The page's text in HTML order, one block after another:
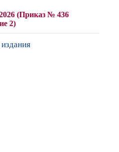
(Приказ № 436
2)